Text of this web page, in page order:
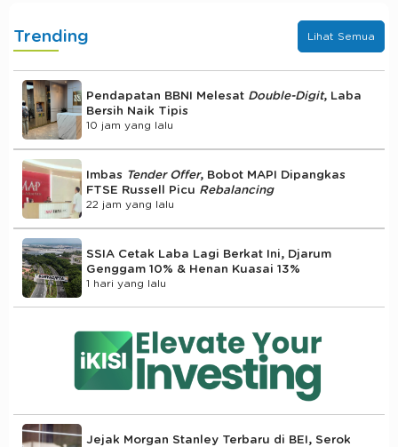
Trending Lihat Semua
Pendapatan BBNI Melesat Double-Digit, Laba
Bersih Naik Tipis
10 jam yang lalu
Imbas Tender Offer, Bobot MAPI Dipangkas
FTSE Russell Picu Rebalancing
22 jam yang lalu
SSIA Cetak Laba Lagi Berkat Ini, Djarum
Genggam 10% & Henan Kuasai 13%
1 hari yang lalu
Jejak Morgan Stanley Terbaru di BEI, Serok